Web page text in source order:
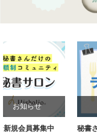
お知らせ
秘書さん限定！週末ラ